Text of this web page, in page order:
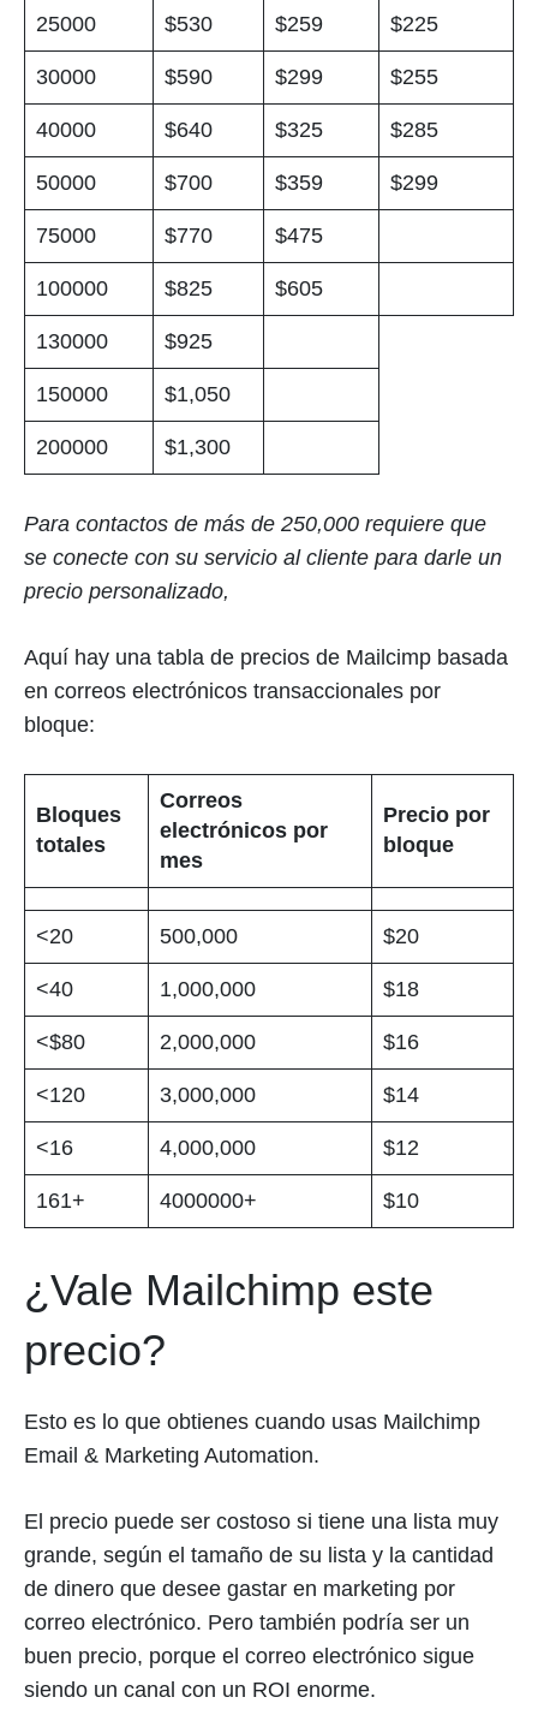
25000 $530 $259 $225
30000 $590 $299 $255
40000 $640 $325 $285
50000 $700 $359 $299
75000 $770 $475
100000 $825 $605
130000 $925
150000 $1,050
200000 $1,300
Para contactos de más de 250,000 requiere que
se conecte con su servicio al cliente para darle un
precio personalizado,
Aquí hay una tabla de precios de Mailcimp basada
en correos electrónicos transaccionales por
bloque:
Bloques
totales
Correos
electrónicos por
mes
Precio por
bloque
<20 500,000 $20
<40 1,000,000 $18
<$80 2,000,000 $16
<120 3,000,000 $14
<16 4,000,000 $12
161+ 4000000+ $10
¿Vale Mailchimp este
precio?
Esto es lo que obtienes cuando usas Mailchimp
Email & Marketing Automation.
El precio puede ser costoso si tiene una lista muy
grande, según el tamaño de su lista y la cantidad
de dinero que desee gastar en marketing por
correo electrónico. Pero también podría ser un
buen precio, porque el correo electrónico sigue
siendo un canal con un ROI enorme.